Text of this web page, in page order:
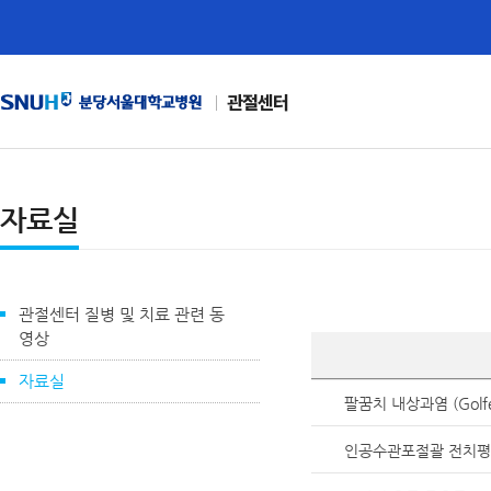
관절센터
자료실
관절센터 질병 및 치료 관련 동
영상
자료실
팔꿈치 내상과염
인공수관포절괄 전치